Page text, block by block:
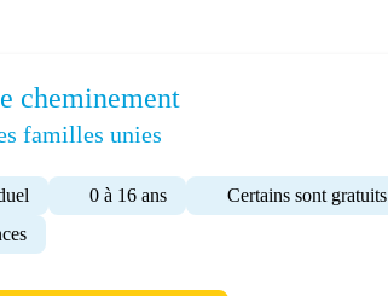
cheminement
familles unies
0 à 16 ans
Certains sont gratuits